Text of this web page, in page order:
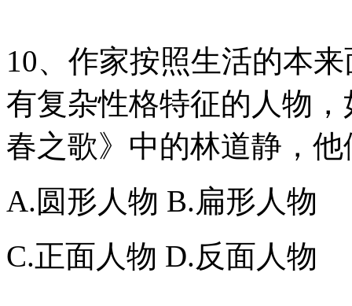
10、作家按照生活的本
有复杂性格特征的人物
春之歌》中的林道静，他
A.圆形人物 B.扁形人物
C.正面人物 D.反面人物